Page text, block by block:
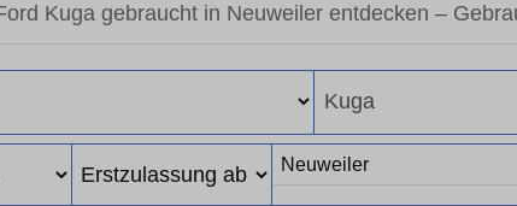
Kuga gebraucht in Neuweiler entdecken –